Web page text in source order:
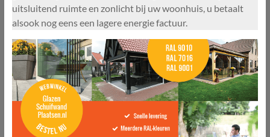
uitsluitend ruimte en zonlicht bij uw woonhuis, u betaalt
alsook nog eens een lagere energie factuur.